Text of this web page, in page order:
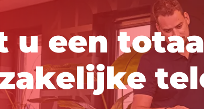
u een totaa
akelijke tel